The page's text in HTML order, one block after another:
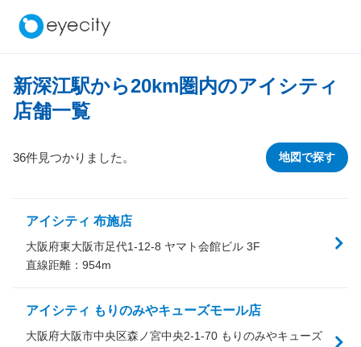
新深江駅から20km圏内のアイシティ
店舗一覧
地図で探す
36件見つかりました。
アイシティ 布施店
大阪府東大阪市足代1-12-8 ヤマト会館ビル 3F
直線距離： 954m
アイシティ もりのみやキューズモール店
大阪府大阪市中央区森ノ宮中央2-1-70 もりのみやキューズ